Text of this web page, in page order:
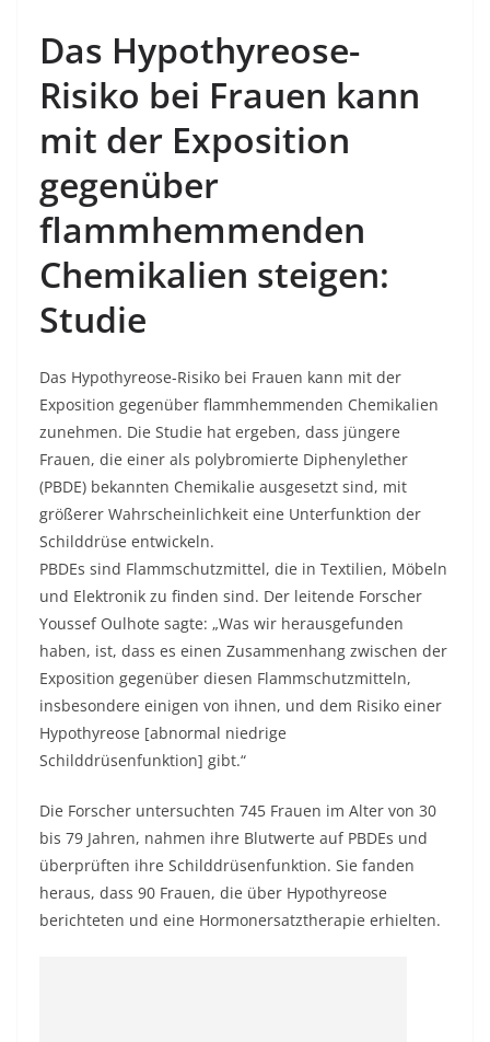
Das Hypothyreose-
Risiko bei Frauen kann
mit der Exposition
gegenüber
flammhemmenden
Chemikalien steigen:
Studie
Das Hypothyreose-Risiko bei Frauen kann mit der
Exposition gegenüber flammhemmenden Chemikalien
zunehmen. Die Studie hat ergeben, dass jüngere
Frauen, die einer als polybromierte Diphenylether
(PBDE) bekannten Chemikalie ausgesetzt sind, mit
größerer Wahrscheinlichkeit eine Unterfunktion der
Schilddrüse entwickeln.
PBDEs sind Flammschutzmittel, die in Textilien, Möbeln
und Elektronik zu finden sind. Der leitende Forscher
Youssef Oulhote sagte: „Was wir herausgefunden
haben, ist, dass es einen Zusammenhang zwischen der
Exposition gegenüber diesen Flammschutzmitteln,
insbesondere einigen von ihnen, und dem Risiko einer
Hypothyreose [abnormal niedrige
Schilddrüsenfunktion] gibt.“
Die Forscher untersuchten 745 Frauen im Alter von 30
bis 79 Jahren, nahmen ihre Blutwerte auf PBDEs und
überprüften ihre Schilddrüsenfunktion. Sie fanden
heraus, dass 90 Frauen, die über Hypothyreose
berichteten und eine Hormonersatztherapie erhielten.